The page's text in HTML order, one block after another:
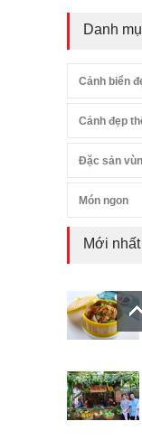
Danh
Cảnh biển
Cảnh đẹp
Đặc sản
Món ngon
Mới nhất